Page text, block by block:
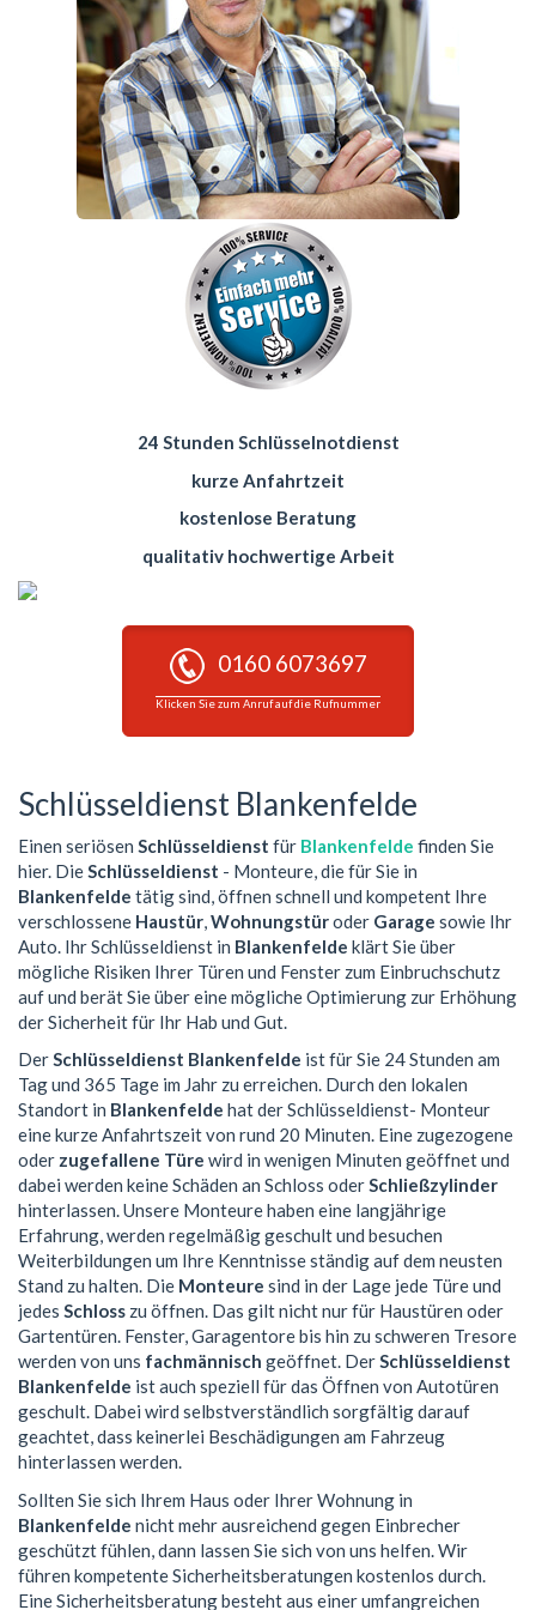
24 Stunden Schlüsselnotdienst
kurze Anfahrtzeit
kostenlose Beratung
qualitativ hochwertige Arbeit
0160 6073697
Klicken Sie zum Anruf auf die Rufnummer
Schlüsseldienst Blankenfelde
Einen seriösen Schlüsseldienst für Blankenfelde finden Sie
hier. DieSchlüsseldienst - Monteure, die für Sie in
Blankenfelde tätig sind, öffnen schnell und kompetent Ihre
verschlossene Haustür,Wohnungstüroder Garage sowie Ihr
Auto. Ihr Schlüsseldienst in Blankenfelde klärt Sie über
mögliche Risiken Ihrer Türen und Fenster zum Einbruchschutz
auf und berät Sie über eine mögliche Optimierung zur Erhöhung
der Sicherheit für Ihr Hab und Gut.
DerSchlüsseldienst Blankenfelde ist für Sie 24 Stunden am
Tag und 365 Tage im Jahr zu erreichen. Durch den lokalen
Standort in Blankenfelde hat der Schlüsseldienst- Monteur
eine kurze Anfahrtszeit von rund 20 Minuten. Eine zugezogene
oder zugefallene Türe wird in wenigen Minuten geöffnet und
dabei werden keine Schäden an Schloss oderSchließzylinder
hinterlassen. Unsere Monteure haben eine langjährige
Erfahrung, werden regelmäßig geschult und besuchen
Weiterbildungen um Ihre Kenntnisse ständig auf dem neusten
Stand zu halten. Die Monteure sind in der Lage jede Türe und
jedes Schloss zu öffnen. Das gilt nicht nur für Haustüren oder
Gartentüren. Fenster, Garagentore bis hin zu schweren Tresore
werden von uns fachmännisch geöffnet. DerSchlüsseldienst
Blankenfelde ist auch speziell für das Öffnen von Autotüren
geschult. Dabei wird selbstverständlich sorgfältig darauf
geachtet, dass keinerlei Beschädigungen am Fahrzeug
hinterlassen werden.
Sollten Sie sich Ihrem Haus oder Ihrer Wohnung in
Blankenfelde nicht mehr ausreichend gegen Einbrecher
geschützt fühlen, dann lassen Sie sich von uns helfen. Wir
führen kompetente Sicherheitsberatungen kostenlos durch.
Eine Sicherheitsberatung besteht aus einer umfangreichen